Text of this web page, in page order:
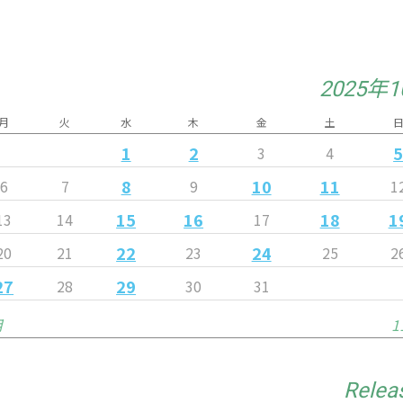
2025年
火 水 木 金 土 日
1 2 3 4 5
6 7 8 9 10 11
14 15 16 17 18
21 22 23 24 25
28 29 30
31